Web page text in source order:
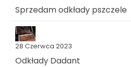
Sprzedam odkłady pszczele
28 Czerwca 2023
Odkłady Dadant